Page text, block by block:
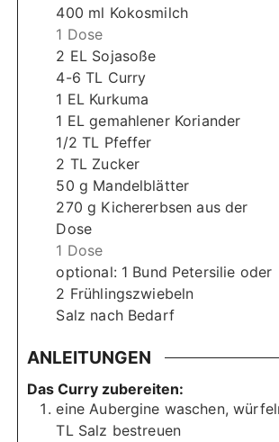
400 ml Kokosmilch
1 Dose
2 EL Sojasoße
4-6 TL Curry
1 EL Kurkuma
1 ELgemahlener Koriander
1/2 TL Pfeffer
2 TL Zucker
50 g Mandelblätter
270g Kichererbsen aus der
Dose
1 Dose
optional: 1 Bund Petersilie oder
2 Frühlingszwiebeln
Salz nach Bedarf
ANLEITUNGEN
Das Curry zubereiten:
eine Aubergine waschen,
TL Salz bestreuen